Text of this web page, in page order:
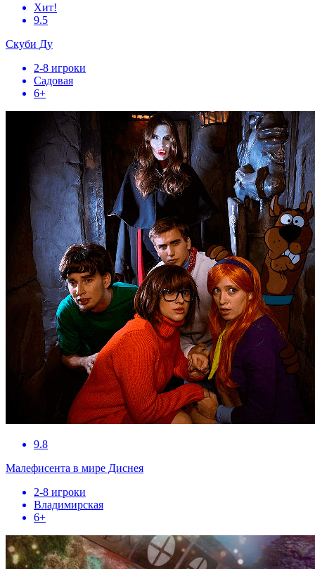
Хит!
9.5
Скуби Ду
2-8 игроки
Садовая
6+
9.8
Малефисента в мире Диснея
2-8 игроки
Владимирская
6+